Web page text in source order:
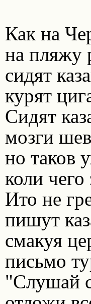
Как на
на пляжу
сидят
курят
Сидят
мозги
но таков
коли чего
Ито не
пишут
смакуя
письмо
"Слушай